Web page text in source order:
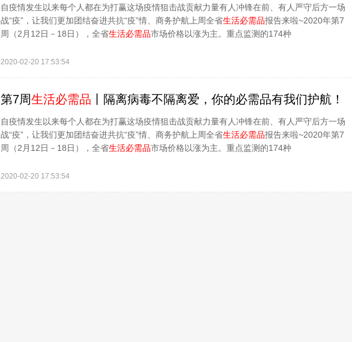
自疫情发生以来每个人都在为打赢这场疫情狙击战贡献力量有人冲锋在前、有人严守后方一场
战“疫”，让我们更加团结奋进共抗“疫”情、商务护航上周全省生活必需品报告来啦~2020年第7
周（2月12日－18日），全省生活必需品市场价格以涨为主。重点监测的174种
2020-02-20 17:53:54
第7周生活必需品 丨隔离病毒不隔离爱，你的必需品有我们护航！
自疫情发生以来每个人都在为打赢这场疫情狙击战贡献力量有人冲锋在前、有人严守后方一场
战“疫”，让我们更加团结奋进共抗“疫”情、商务护航上周全省生活必需品报告来啦~2020年第7
周（2月12日－18日），全省生活必需品市场价格以涨为主。重点监测的174种
2020-02-20 17:53:54